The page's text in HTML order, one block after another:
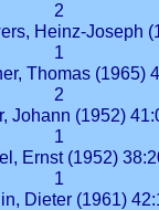
2
Heinz-Joseph
1
Thomas (1965)
2
Johann (1952)
1
Ernst (1952)
1
Dieter (1961)